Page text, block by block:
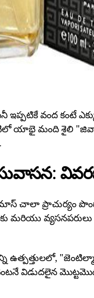
ఇప్పటికే వంద కంటే
యాభై మంది శైలి
సువాసన:
చాలా ప్రాచుర్యం
మరియు
విడుదలైన